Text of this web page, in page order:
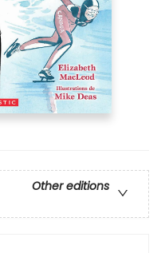
Other editions